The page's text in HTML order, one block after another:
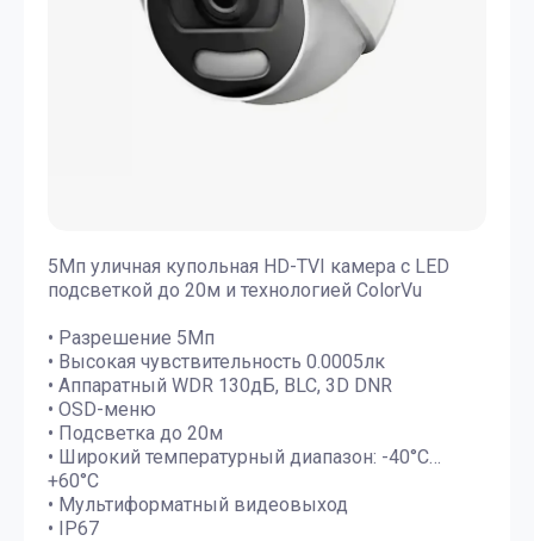
5Мп уличная купольная HD-TVI камера с LED
подсветкой до 20м и технологией ColorVu
• Разрешение 5Мп
• Высокая чувствительность 0.0005лк
• Аппаратный WDR 130дБ, BLC, 3D DNR
• OSD-меню
• Подсветка до 20м
• Широкий температурный диапазон: -40°C…
+60°C
• Мультиформатный видеовыход
• IP67